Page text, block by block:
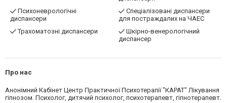
Протиподібні диспансери
Протитуберкульозні
диспансери
Психоневрологічні
диспансери
Спеціалізовані диспансери
для постраждалих на ЧАЕС
диспансер
Про нас